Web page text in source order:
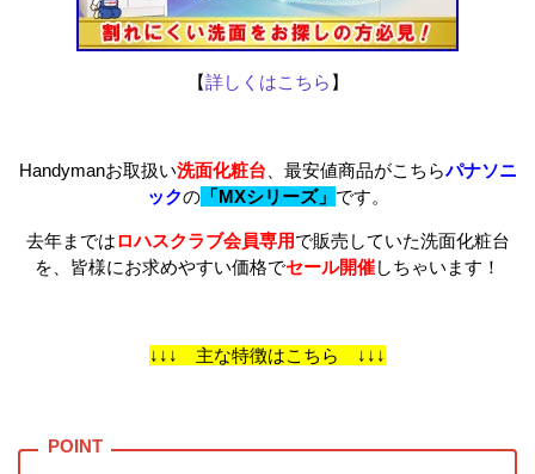
【詳しくはこちら 】
Handymanお取扱い洗面化粧台 、最安値商品がこちらパナソニ
ックの「MXシリーズ」 です。
去年まではロハスクラブ会員専用で販売していた洗面化粧台
を、皆様にお求めやすい価格でセール開催しちゃいます！
↓↓↓ 主な特徴はこちら ↓↓↓